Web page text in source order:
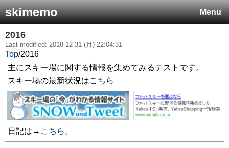
Menu
skimemo
2016
Last-modified: 2018-12-31 (月) 22:04:31
Top/2016
主にスキー場に関する情報を集めてみるテストです。
スキー場の最新状況はこちら
日記は→ こちら 。